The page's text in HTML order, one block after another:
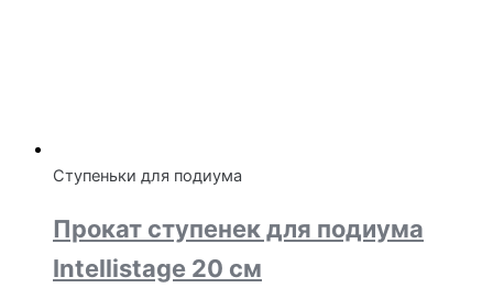
Ступеньки для подиума
Прокат ступенек для подиума
Intellistage 20 см